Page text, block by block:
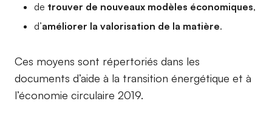
de trouver de nouveaux modèles économiques,
d’améliorer la valorisation de la matière.
Ces moyens sont répertoriés dans les
documents d’aide à la transition énergétique et à
l’économie circulaire 2019.